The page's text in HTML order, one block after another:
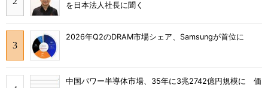
を日本法人社長に聞く
2026年Q2のDRAM市場シェア、Samsungが首位に
中国パワー半導体市場、35年に3兆2742億円規模に 価